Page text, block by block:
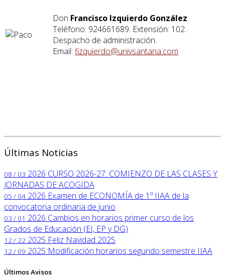
Don Francisco Izquierdo González
Teléfono: 924661689. Extensión: 102.
Despacho de administración.
Email: fizquierdo@univsantana.com
Últimas Noticias
08 / 03 2026 CURSO 2026-27: COMIENZO DE LAS CLASES Y
JORNADAS DE ACOGIDA
05 / 04 2026 Examen de ECONOMÍA de 1º IIAA de la
convocatoria ordinaria de junio
03 / 01 2026 Cambios en horarios primer curso de los
Grados de Educación (EI, EP y DG)
12 / 22 2025 Feliz Navidad 2025
12 / 09 2025 Modificación horarios segundo semestre IIAA
Últimos Avisos